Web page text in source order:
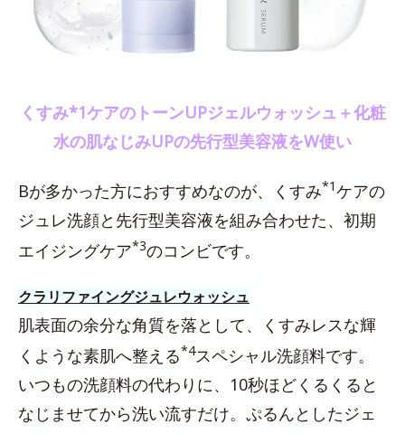
くすみ*1ケアのトーンUPジェルウォッシュ＋化粧
水の肌なじみUPの先行型美容液をW使い
Bが多かった方におすすめなのが、くすみ*1ケアの
ジュレ洗顔と先行型美容液を組み合わせた、初期
エイジングケア*3のコンビです。
クラリファイングジュレウォッシュ
肌表面の余分な角質を落として、くすみレスな輝
くような素肌へ整える*4スペシャル洗顔料です。
いつもの洗顔料の代わりに、10秒ほどくるくると
なじませてから洗い流すだけ。ぷるんとしたジェ